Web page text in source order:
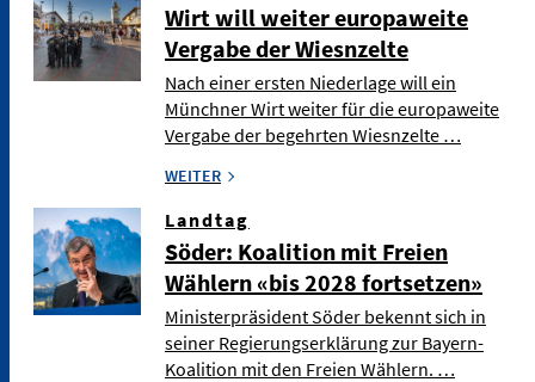
Wirt will weiter europaweite
Vergabe der Wiesnzelte
Nach einer ersten Niederlage will ein
Münchner Wirt weiter für die europaweite
Vergabe der begehrten Wiesnzelte …
WEITER
Landtag
Söder: Koalition mit Freien
Wählern «bis 2028 fortsetzen»
Ministerpräsident Söder bekennt sich in
seiner Regierungserklärung zur Bayern-
Koalition mit den Freien Wählern. …